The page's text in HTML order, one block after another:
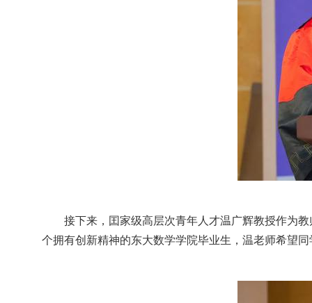
接下来，囯家级高层次青年人才温广辉教授作为
个拥有创新精神的东大数学学院毕业生，温老师希望